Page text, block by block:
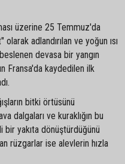
üzerine 25 Temmuz'da
adlandırılan ve yoğun ısı
devasa bir yangın
Fransa'da kaydedilen ilk
bitki örtüsünü
dalgaları ve kuraklığın bu
bir yakıta dönüştürdüğünü
rüzgarlar ise alevlerin hızla